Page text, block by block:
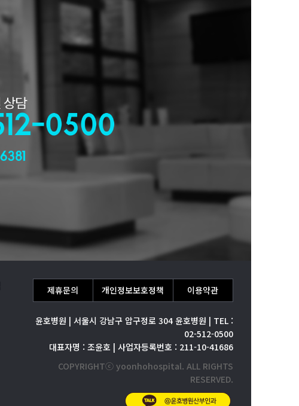
이용약관
개인정보보호정책
제휴문의
윤호병원 | 서울시 강남구 압구정로 304 윤호병원 | TEL :
02-512-0500
대표자명 : 조윤호 | 사업자등록번호 : 211-10-41686
COPYRIGHTⓒ yoonhohospital. ALL RIGHTS
RESERVED.